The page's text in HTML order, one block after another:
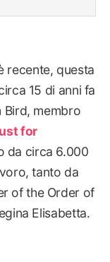
recente, questa
15 di anni fa
Bird, membro
for
da circa 6.000
tanto da
of the Order of
Elisabetta.